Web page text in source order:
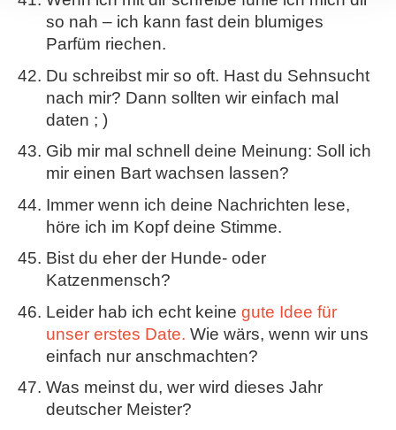
so nah – ich kann fast dein blumiges
Parfüm riechen.
Du schreibst mir so oft. Hast du Sehnsucht
nach mir? Dann sollten wir einfach mal
daten ; )
Gib mir mal schnell deine Meinung: Soll ich
mir einen Bart wachsen lassen?
Immer wenn ich deine Nachrichten lese,
höre ich im Kopf deine Stimme.
Bist du eher der Hunde- oder
Katzenmensch?
Leider hab ich echt keine gute Idee für
unser erstes Date. Wie wärs, wenn wir uns
einfach nur anschmachten?
Was meinst du, wer wird dieses Jahr
deutscher Meister?